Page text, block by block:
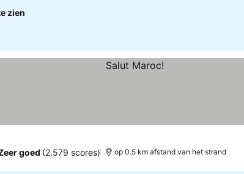
zien
goed (2.579 scores) op 0.5 km afstand van het strand